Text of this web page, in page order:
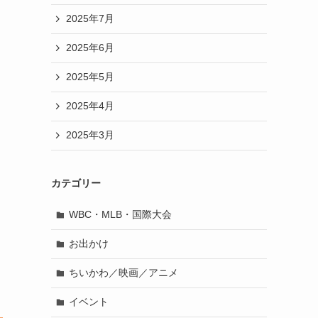
2025年7月
2025年6月
2025年5月
2025年4月
2025年3月
カテゴリー
WBC・MLB・国際大会
お出かけ
ちいかわ／映画／アニメ
イベント